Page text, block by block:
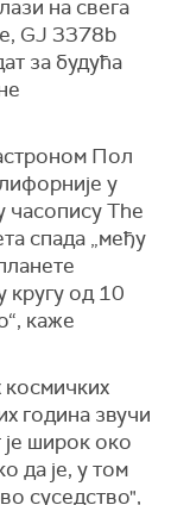
на свега
GJ 3378b
за будућа
Пол
у
часопису The
спада „међу
кругу од 10
каже
космичких
година звучи
широк око
да је, у том
суседство",